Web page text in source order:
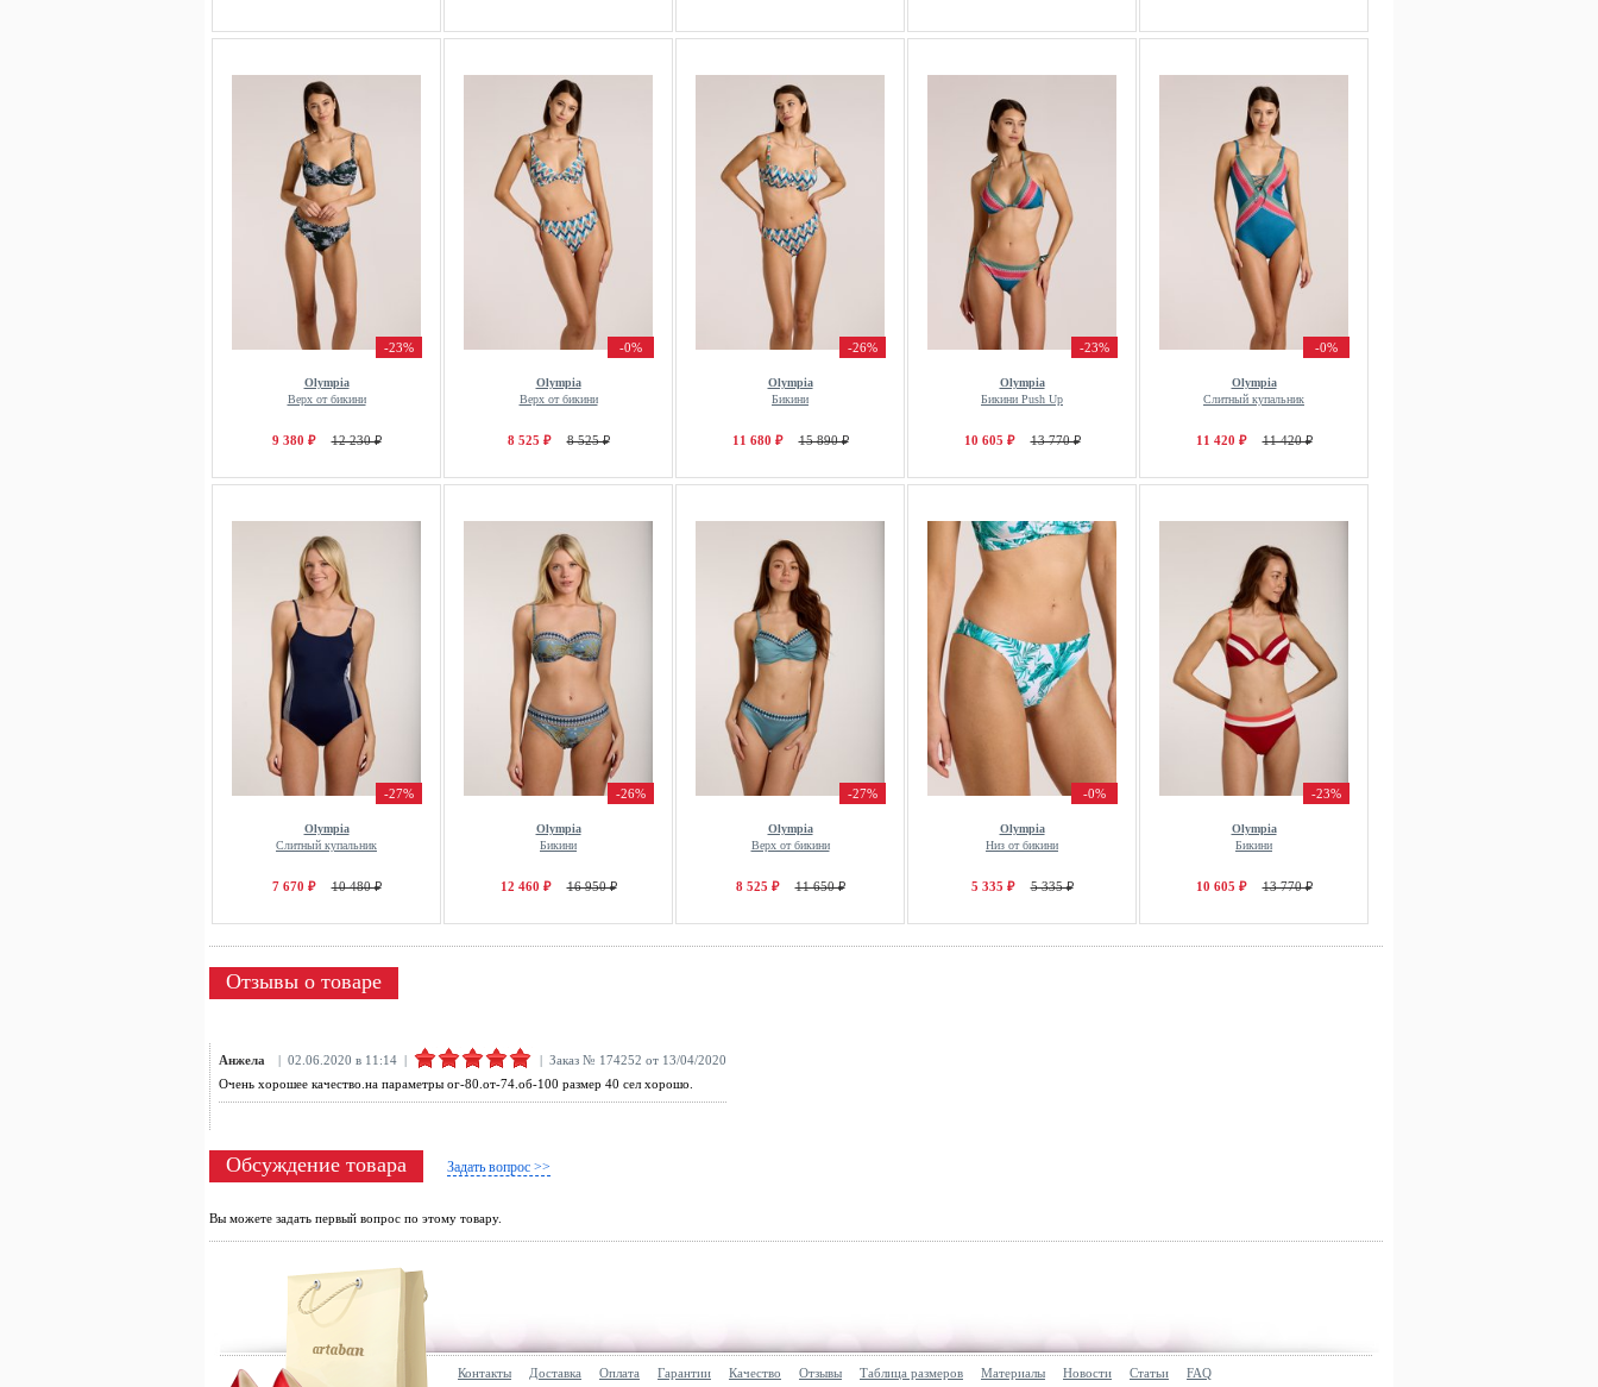
-23%
Olympia
Верх от бикини
9 380 ₽ 12 230 ₽
-0%
Olympia
Верх от бикини
8 525 ₽ 8 525 ₽
-26%
Olympia
Бикини
11 680 ₽ 15 890 ₽
-23%
Olympia
Бикини Push Up
10 605 ₽ 13 770 ₽
-0%
Olympia
Слитный купальник
11 420 ₽ 11 420 ₽
-27%
Olympia
Слитный купальник
7 670 ₽ 10 480 ₽
-26%
Olympia
Бикини
12 460 ₽ 16 950 ₽
-27%
Olympia
Верх от бикини
8 525 ₽ 11 650 ₽
-0%
Olympia
Низ от бикини
5 335 ₽ 5 335 ₽
-23%
Olympia
Бикини
10 605 ₽ 13 770 ₽
Отзывы о товаре
Анжела | 02.06.2020 в 11:14 |
| Заказ № 174252 от 13/04/2020
Очень хорошее качество.на параметры ог-80.от-74.об-100 размер 40 сел хорошо.
Обсуждение товара Задать вопрос >>
Вы можете задать первый вопрос по этому товару.
Контакты Доставка Оплата Гарантии Качество Отзывы Таблица размеров Материалы Новости Статьи FAQ